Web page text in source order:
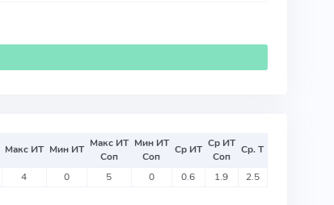
Макс ИТ Мин ИТ Макс ИТ
Соп
Мин ИТ
Соп
Ср ИТ Ср ИТ
Соп
Ср. Т
4 0 5 0 0.6 1.9 2.5